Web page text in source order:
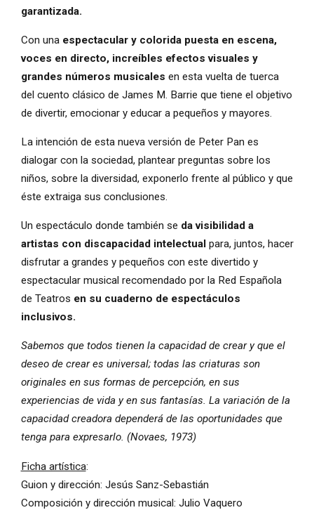
garantizada.
Con una espectacular y colorida puesta en escena,
voces en directo, increíbles efectos visuales y
grandes números musicales en esta vuelta de tuerca
del cuento clásico de James M. Barrie que tiene el objetivo
de divertir, emocionar y educar a pequeños y mayores.
La intención de esta nueva versión de Peter Pan es
dialogar con la sociedad, plantear preguntas sobre los
niños, sobre la diversidad, exponerlo frente al público y que
éste extraiga sus conclusiones.
Un espectáculo donde también se da visibilidad a
artistas con discapacidad intelectual para, juntos, hacer
disfrutar a grandes y pequeños con este divertido y
espectacular musical recomendado por la Red Española
de Teatros en su cuaderno de espectáculos
inclusivos.
Sabemos que todos tienen la capacidad de crear y que el
deseo de crear es universal; todas las criaturas son
originales en sus formas de percepción, en sus
experiencias de vida y en sus fantasías. La variación de la
capacidad creadora dependerá de las oportunidades que
tenga para expresarlo. (Novaes, 1973)
Ficha artística:
Guion y dirección: Jesús Sanz-Sebastián
Composición y dirección musical: Julio Vaquero